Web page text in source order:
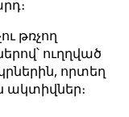
թռչող
ուղղված
որտեղ